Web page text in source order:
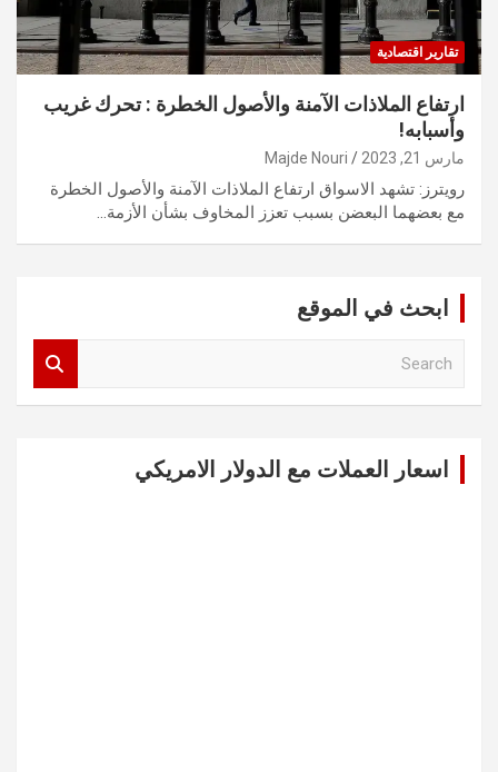
تقارير اقتصادية
ارتفاع الملاذات الآمنة والأصول الخطرة : تحرك غريب
وأسبابه!
مارس 21, 2023 Majde Nouri
رويترز: تشهد الاسواق ارتفاع الملاذات الآمنة والأصول الخطرة
مع بعضهما البعضن بسبب تعزز المخاوف بشأن الأزمة…
ابحث في الموقع
اسعار العملات مع الدولار الامريكي